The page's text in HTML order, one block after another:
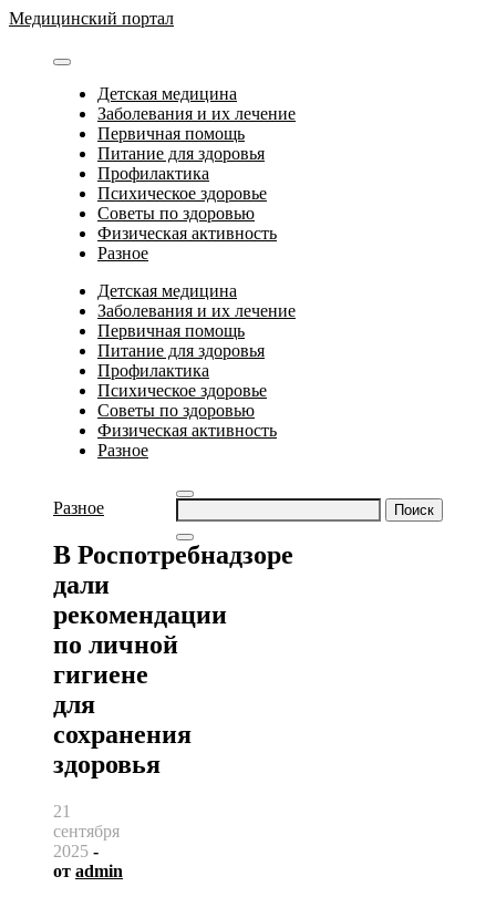
Перейти
содержимому
Медицинский портал
Детская медицина
Заболевания и их лечение
Первичная помощь
Питание для здоровья
Профилактика
Психическое здоровье
Советы по здоровью
Физическая активность
Разное
Детская медицина
Заболевания и их лечение
Первичная помощь
Питание для здоровья
Профилактика
Психическое здоровье
Советы по здоровью
Физическая активность
Разное
Найти:
Разное
В Роспотребнадзоре
дали
рекомендации
по личной
гигиене
для
сохранения
здоровья
21
сентября
2025 -
от admin